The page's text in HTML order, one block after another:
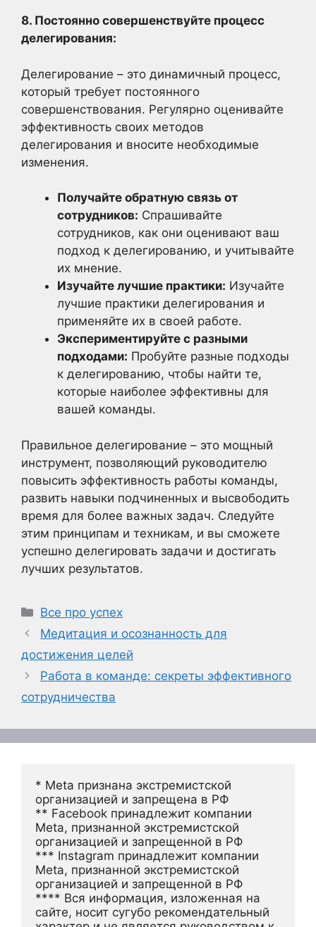
8. Постоянно совершенствуйте процесс
делегирования:
Делегирование – это динамичный процесс,
который требует постоянного
совершенствования. Регулярно оценивайте
эффективность своих методов
делегирования и вносите необходимые
изменения.
Получайте обратную связь от
сотрудников: Спрашивайте
сотрудников, как они оценивают ваш
подход к делегированию, и учитывайте
их мнение.
Изучайте лучшие практики: Изучайте
лучшие практики делегирования и
применяйте их в своей работе.
Экспериментируйте с разными
подходами: Пробуйте разные подходы
к делегированию, чтобы найти те,
которые наиболее эффективны для
вашей команды.
Правильное делегирование – это мощный
инструмент, позволяющий руководителю
повысить эффективность работы команды,
развить навыки подчиненных и высвободить
время для более важных задач. Следуйте
этим принципам и техникам, и вы сможете
успешно делегировать задачи и достигать
лучших результатов.
Рубрики
Все про успех
Медитация и осознанность для
достижения целей
Работа в команде: секреты эффективного
сотрудничества
* Meta признана экстремистской
организацией и запрещена в РФ
** Facebook принадлежит компании
Meta, признанной экстремистской
организацией и запрещенной в РФ
*** Instagram принадлежит компании
Meta, признанной экстремистской
организацией и запрещенной в РФ
**** Вся информация, изложенная на
сайте, носит сугубо рекомендательный